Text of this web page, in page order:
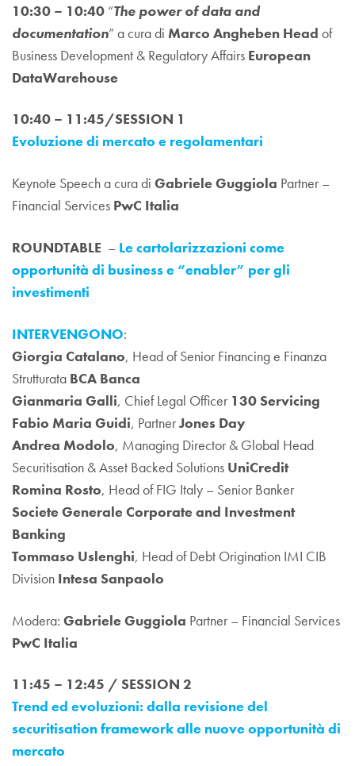
10:30 – 10:40 “The power of data and
documentation” a cura di Marco Angheben Head of
Business Development & Regulatory Affairs European
DataWarehouse
10:40 – 11:45/SESSION 1
Evoluzione di mercato e regolamentari
Keynote Speech a cura diGabriele Guggiola Partner –
Financial Services PwC Italia
ROUNDTABLE – Le cartolarizzazioni come
opportunità di business e “enabler” per gli
investimenti
INTERVENGONO:
Giorgia Catalano, Head of Senior Financing e Finanza
Strutturata BCA Banca
Gianmaria Galli, Chief Legal Officer 130 Servicing
Fabio Maria Guidi, PartnerJones Day
Andrea Modolo, Managing Director & Global Head
Securitisation & Asset Backed Solutions UniCredit
Romina Rosto, Head of FIG Italy – Senior Banker
Societe Generale Corporate and Investment
Banking
Tommaso Uslenghi, Head of Debt Origination IMI CIB
Division Intesa Sanpaolo
Modera:Gabriele Guggiola Partner – Financial Services
PwC Italia
11:45 – 12:45 / SESSION 2
Trend ed evoluzioni: dalla revisione del
securitisation framework alle nuove opportunità di
mercato